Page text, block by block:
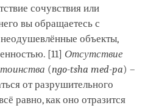
сочувствия или
вы обращаетесь с
неодушевлённые объекты,
[11] Отсутствие
(ngo-tsha med-pa) –
от разрушительного
равно, как оно отразится